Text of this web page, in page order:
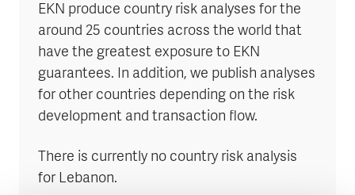
EKN produce country risk analyses for the
around 25 countries across the world that
have the greatest exposure to EKN
guarantees. In addition, we publish analyses
for other countries depending on the risk
development and transaction flow.
There is currently no country risk analysis
for Lebanon.